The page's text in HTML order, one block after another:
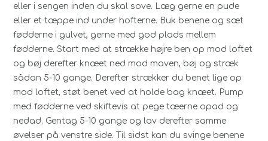
eller i sengen inden du skal sove. Læg gerne en pude
eller et tæppe ind under hofterne. Buk benene og sæt
fødderne i gulvet, gerne med god plads mellem
fødderne. Start med at strække højre ben op mod loftet
og bøj derefter knæet ned mod maven, bøj og stræk
sådan 5-10 gange. Derefter strækker du benet lige op
mod loftet, støt benet ved at holde bag knæet. Pump
med fødderne ved skiftevis at pege tæerne opad og
nedad. Gentag 5-10 gange og lav derefter samme
øvelser på venstre side. Til sidst kan du svinge benene